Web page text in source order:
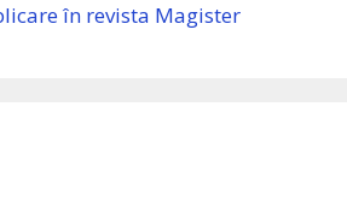
în revista Magister